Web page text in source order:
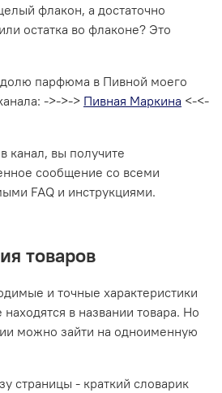
флакон, а достаточно
остатка во флаконе? Это
парфюма в Пивной моего
->->-> Пивная Маркина <-<-
канал, вы получите
сообщение со всеми
FAQ и инструкциями.
товаров
и точные характеристики
находятся в названии товара. Но
можно зайти на одноименную
страницы - краткий словарик